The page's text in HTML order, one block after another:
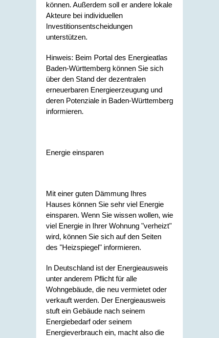
können. Außerdem soll er andere lokale
Akteure bei individuellen
Investitionsentscheidungen
unterstützen.
Hinweis: Beim Portal des Energieatlas
Baden-Württemberg können Sie sich
über den Stand der dezentralen
erneuerbaren Energieerzeugung und
deren Potenziale in Baden-Württemberg
informieren.
Energie einsparen
Mit einer guten Dämmung Ihres
Hauses können Sie sehr viel Energie
einsparen. Wenn Sie wissen wollen, wie
viel Energie in Ihrer Wohnung "verheizt"
wird, können Sie sich auf den Seiten
des "Heizspiegel" informieren.
In Deutschland ist der Energieausweis
unter anderem Pflicht für alle
Wohngebäude, die neu vermietet oder
verkauft werden. Der Energieausweis
stuft ein Gebäude nach seinem
Energiebedarf oder seinem
Energieverbrauch ein, macht also die